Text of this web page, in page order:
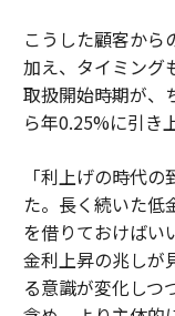
こうした顧客から
加え、タイミング
取扱開始時期が、
ら年0.25%に引き
「利上げの時代
た。長く続いた低
を借りておけばい
金利上昇の兆しが
る意識が変化しつ